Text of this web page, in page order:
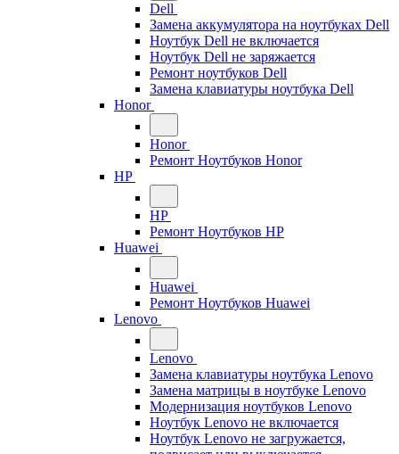
Dell
Замена аккумулятора на ноутбуках Dell
Ноутбук Dell не включается
Ноутбук Dell не заряжается
Ремонт ноутбуков Dell
Замена клавиатуры ноутбука Dell
Honor
Honor
Ремонт Ноутбуков Honor
HP
HP
Ремонт Ноутбуков HP
Huawei
Huawei
Ремонт Ноутбуков Huawei
Lenovo
Lenovo
Замена клавиатуры ноутбука Lenovo
Замена матрицы в ноутбуке Lenovo
Модернизация ноутбуков Lenovo
Ноутбук Lenovo не включается
Ноутбук Lenovo не загружается,